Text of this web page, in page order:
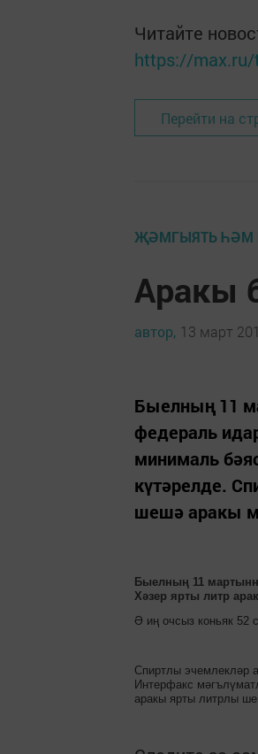
Читайте
https://
Перейти на
ҖӘМГЫЯТЬ ҺӘМ
Аракы
автор, 13 март
Быелның 11
федераль
минималь
күтәрелде.
шешә аракы
Быелның 11
Хәзер ярты литр
Ә иң очсыз коньяк 52
Спиртлы эчемлекләр
Интерфакс
аракы ярты литрлы